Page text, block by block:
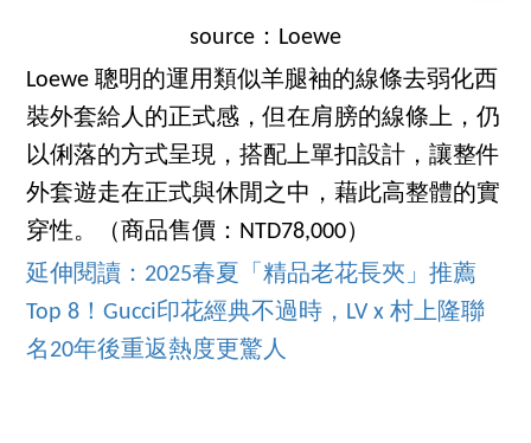
source：Loewe
Loewe 聰明的運用類似羊腿袖的線條去弱化西
裝外套給人的正式感，但在肩膀的線條上，仍
以俐落的方式呈現，搭配上單扣設計，讓整件
外套遊走在正式與休閒之中，藉此高整體的實
穿性。（商品售價：NTD78,000）
延伸閱讀：2025春夏「精品老花長夾」推薦
Top 8！Gucci印花經典不過時，LV x 村上隆聯
名20年後重返熱度更驚人